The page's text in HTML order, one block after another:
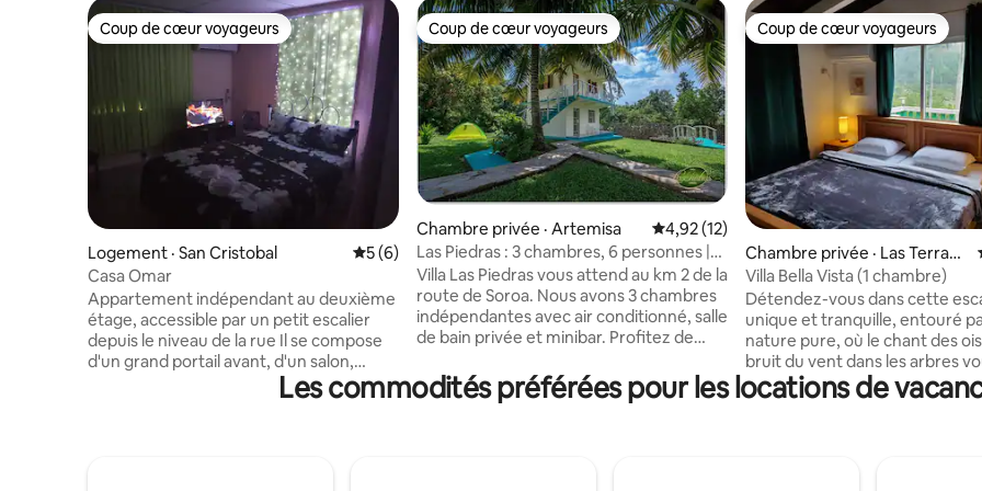
Coup de cœur voyageurs
Coup de cœur voyageurs
Logement · San Cristobal Note moyenne de 5 sur 5, 6 commentaires
5 (6)
Casa Omar
Appartement indépendant au deuxième
étage, accessible par un petit escalier
depuis le niveau de la rue Il se compose
d'un grand portail avant, d'un salon,
d'une cuisine équipée, d'une chambre
climatisée, d'une salle de bain complète
Coup de cœur voyageurs
Coup de cœur voyageurs
Chambre privée · Artemisa Note moyenne de 4,92 sur 5, 12
4,92 (12)
Las Piedras : 3 chambres, 6 personnes |
Soroa | Solar Energy
Villa Las Piedras vous attend au km 2 de la
route de Soroa. Nous avons 3 chambres
indépendantes avec air conditionné, salle
de bain privée et minibar. Profitez de
ces étoiles que l'on ne voit que dans la
campagne. Ici, il n’y a pas de pannes de
Coup de cœur voyageurs
Coup de cœur voyageurs
Chambre privée · Las Terraza
s
Villa Bella Vista (1 chambre)
Détendez-vous dans cette
unique et tranquille, entouré
nature pure, où le chant des
bruit du vent dans les arbres
éloigneront de votre routine
libéreront du stress.
Terrazas et les bains du Rio San
Les commodités préférées pour les locations de